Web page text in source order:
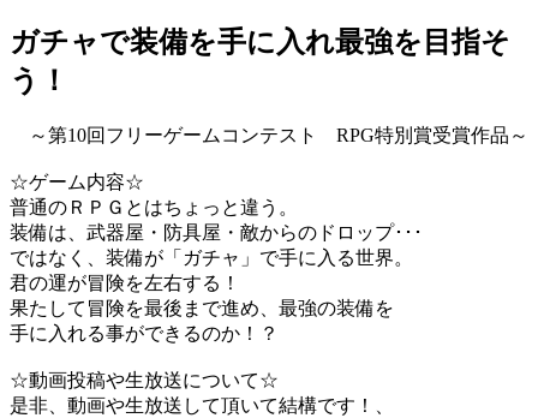
ガチャで装備を手に入れ最強を目指そ
う！
～第10回フリーゲームコンテスト RPG特別賞受賞作品～
☆ゲーム内容☆
普通のＲＰＧとはちょっと違う。
装備は、武器屋・防具屋・敵からのドロップ･･･
ではなく、装備が「ガチャ」で手に入る世界。
君の運が冒険を左右する！
果たして冒険を最後まで進め、最強の装備を
手に入れる事ができるのか！？
☆動画投稿や生放送について☆
是非、動画や生放送して頂いて結構です！、